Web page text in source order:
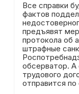
Все справки
фактов
предъявят
протокола об
штрафные
обсерватор. А
трудового
отправится